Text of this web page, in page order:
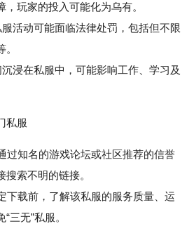
，玩家的投入可能化为乌有。
动可能面临法律处罚，包括但不限
在私服中，可能影响工作、学习及
私服
过知名的游戏论坛或社区推荐的信誉
索不明的链接。
载前，了解该私服的服务质量、运
三无”私服。